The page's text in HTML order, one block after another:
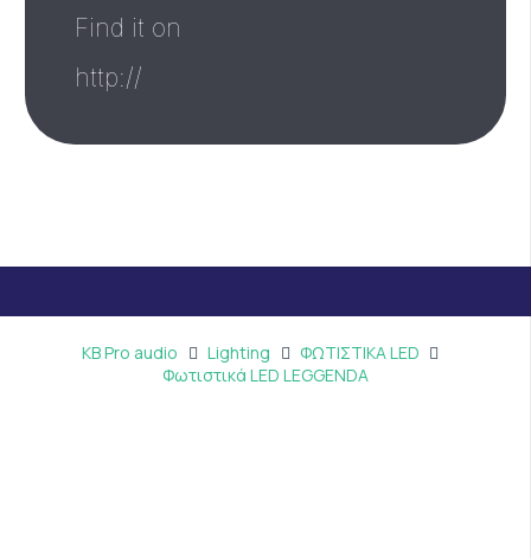
Find it on
http://
KB Pro audio Lighting
ΦΩΤΙΣΤΙΚΑ LED
Φωτιστικά LED LEGGENDA